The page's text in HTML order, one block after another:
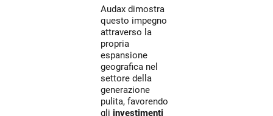
Audax dimostra
questo impegno
attraverso la
propria
espansione
geografica nel
settore della
generazione
pulita, favorendo
gli investimenti